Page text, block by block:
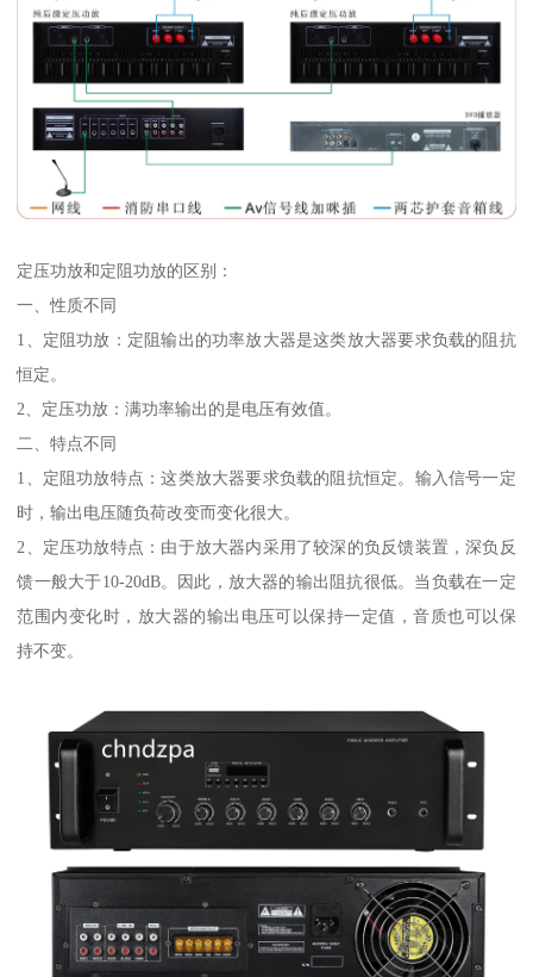
定压功放和定阻功放的区别：
一、性质不同
1、定阻功放：定阻输出的功率放大器是这类放大器要求负载的阻抗
恒定。
2、定压功放：满功率输出的是电压有效值。
二、特点不同
1、定阻功放特点：这类放大器要求负载的阻抗恒定。输入信号一定
时，输出电压随负荷改变而变化很大。
2、定压功放特点：由于放大器内采用了较深的负反馈装置，深负反
馈一般大于10-20dB。因此，放大器的输出阻抗很低。当负载在一定
范围内变化时，放大器的输出电压可以保持一定值，音质也可以保
持不变。